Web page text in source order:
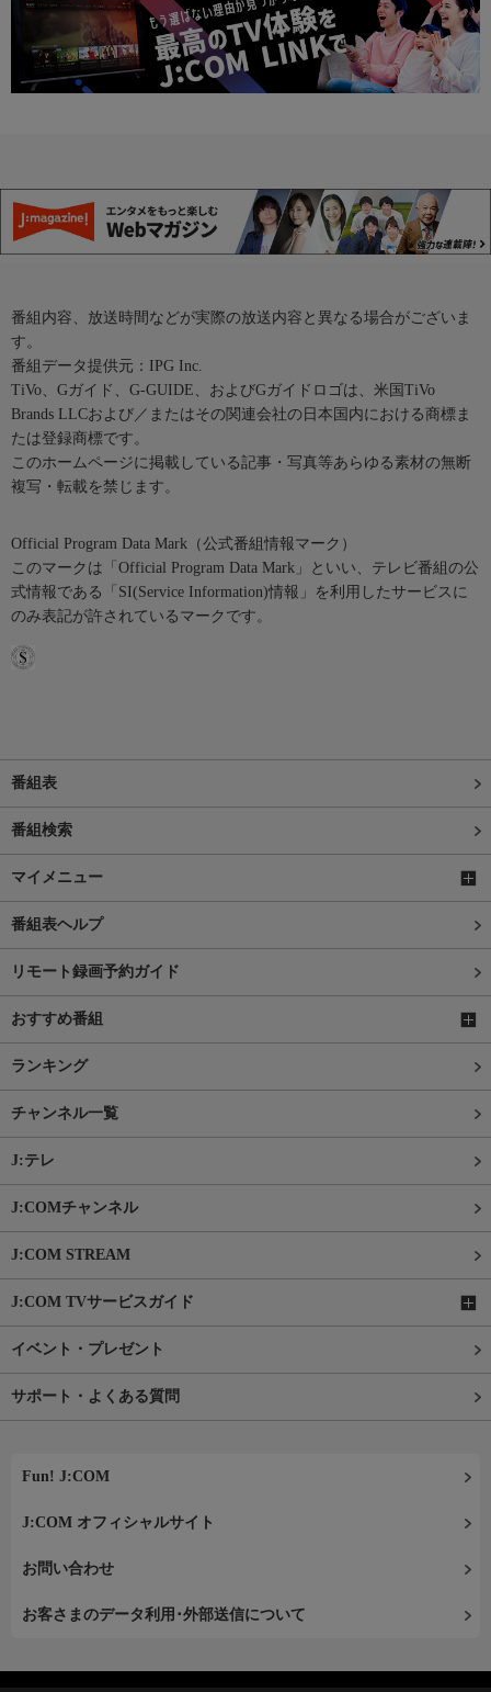
番組内容、放送時間などが実際の放送内容と異なる場合がございま
す。
番組データ提供元：IPG Inc.
TiVo、Gガイド、G-GUIDE、およびGガイドロゴは、米国TiVo
Brands LLCおよび／またはその関連会社の日本国内における商標ま
たは登録商標です。
このホームページに掲載している記事・写真等あらゆる素材の無断
複写・転載を禁じます。
Official Program Data Mark（公式番組情報マーク）
このマークは「Official Program Data Mark」といい、テレビ番組の公
式情報である「SI(Service Information)情報」を利用したサービスに
のみ表記が許されているマークです。
番組表
番組検索
マイメニュー
番組表ヘルプ
リモート録画予約ガイド
おすすめ番組
ランキング
チャンネル一覧
J:テレ
J:COMチャンネル
J:COM STREAM
J:COM TVサービスガイド
イベント・プレゼント
サポート・よくある質問
Fun! J:COM
J:COM オフィシャルサイト
お問い合わせ
お客さまのデータ利用･外部送信について